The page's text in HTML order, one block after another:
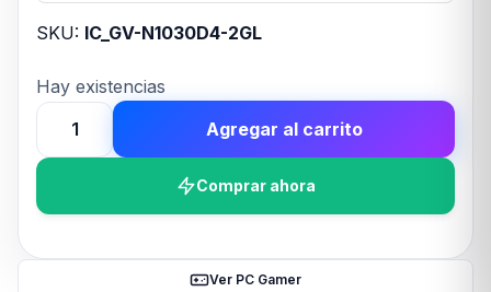
SKU: IC_GV-N1030D4-2GL
Hay existencias
Gigabyte
Agregar al carrito
Comprar ahora
Ver PC Gamer